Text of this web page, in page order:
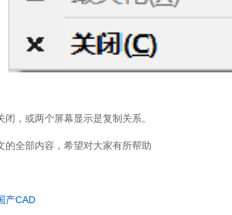
闭，或两个屏幕显示是复制关系。
的全部内容，希望对大家有所帮助
产CAD